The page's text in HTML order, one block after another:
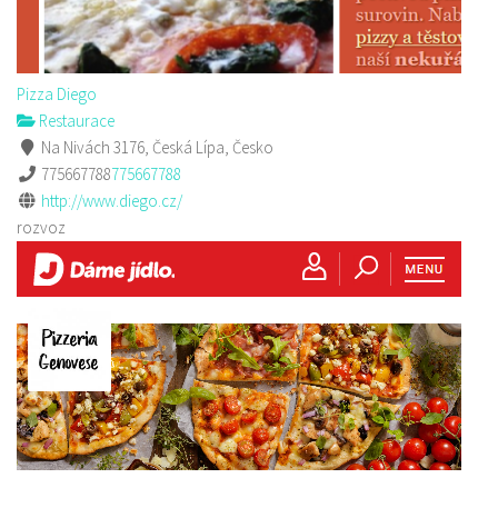
Pizza Diego
Restaurace
Na Nivách 3176, Česká Lípa, Česko
775667788775667788
http://www.diego.cz/
rozvoz